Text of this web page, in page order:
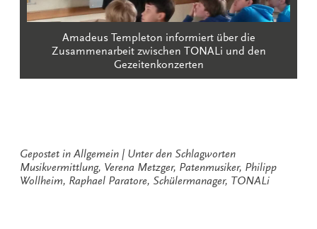
Amadeus Templeton informiert über die
Zusammenarbeit zwischen TONALi und den
Gezeitenkonzerten
Gepostet in Allgemein
Unter den Schlagworten
Musikvermittlung, Verena Metzger, Patenmusiker, Philipp
Wollheim, Raphael Paratore, Schülermanager, TONALi